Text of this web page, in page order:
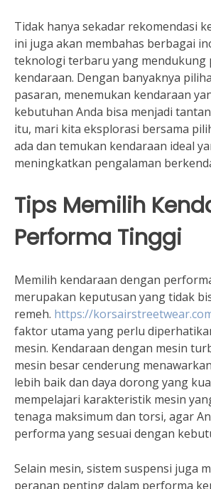
Tidak hanya sekadar rekomendasi
ini juga akan membahas berbagai
teknologi terbaru yang mendukung
kendaraan. Dengan banyaknya
pasaran, menemukan kendaraan
kebutuhan Anda bisa menjadi
itu, mari kita eksplorasi bersama
ada dan temukan kendaraan ideal
meningkatkan pengalaman
Tips Memilih
Performa Tinggi
Memilih kendaraan dengan
merupakan keputusan yang tidak
remeh. https://
faktor utama yang perlu
mesin. Kendaraan dengan mesin
mesin besar cenderung
lebih baik dan daya dorong yang
mempelajari karakteristik mesin
tenaga maksimum dan torsi, agar
performa yang sesuai dengan
Selain mesin, sistem suspensi juga
peranan penting dalam performa